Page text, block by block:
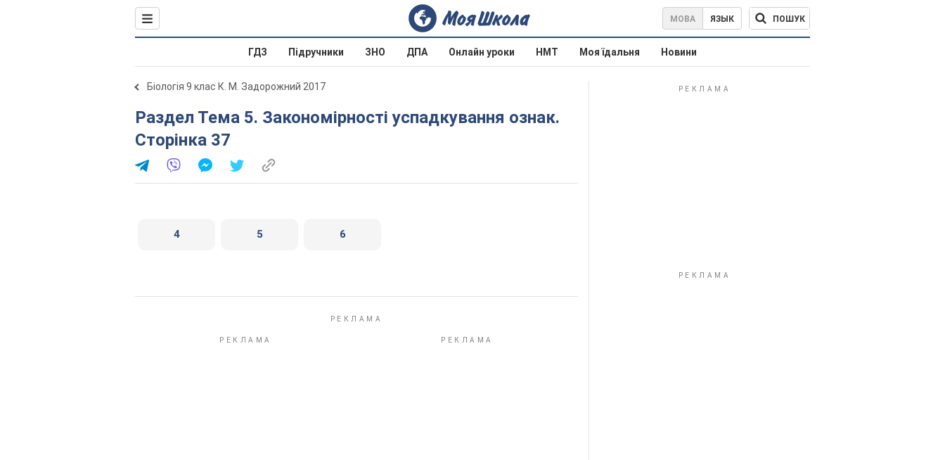
МОВА ЯЗЫК ПОШУК
ГДЗ Підручники ЗНО ДПА Онлайн уроки НМТ Моя їдальня Новини
Біологія 9 клас К. М. Задорожний 2017
Раздел Тема 5. Закономірності успадкування ознак.
Сторінка 37
4 5 6